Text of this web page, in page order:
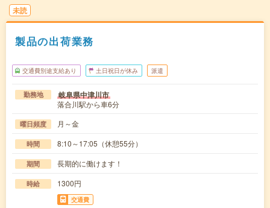
未読
製品の出荷業務
交通費別途支給あり 土日祝日が休み 派遣
勤務地 岐阜県中津川市
落合川駅から車6分
曜日頻度 月～金
時間 8:10～17:05（休憩55分）
期間 長期的に働けます！
時給 1300円
交通費